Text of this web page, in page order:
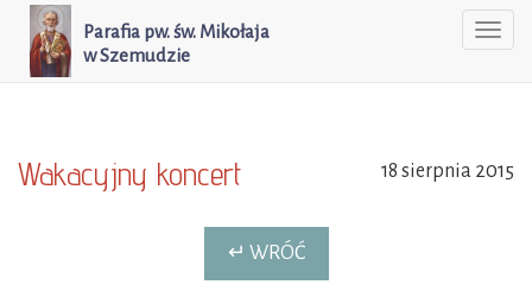
Parafia pw. św. Mikołaja
w Szemudzie
18 sierpnia 2015
Wakacyjny koncert
↵ WRÓĆ